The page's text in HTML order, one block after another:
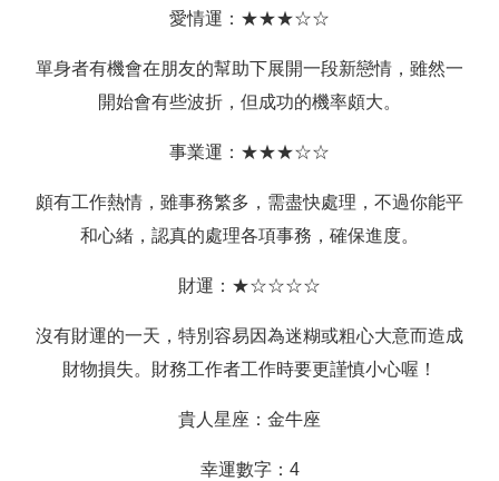
愛情運：★★★☆☆
單身者有機會在朋友的幫助下展開一段新戀情，雖然一
開始會有些波折，但成功的機率頗大。
事業運：★★★☆☆
頗有工作熱情，雖事務繁多，需盡快處理，不過你能平
和心緒，認真的處理各項事務，確保進度。
財運：★☆☆☆☆
沒有財運的一天，特別容易因為迷糊或粗心大意而造成
財物損失。財務工作者工作時要更謹慎小心喔！
貴人星座：金牛座
幸運數字：4